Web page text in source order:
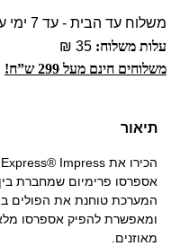
משלוח עד הבית - עד 7 ימי עסקים
עלות משלוח:
משלוחים חינם מעל 299 ש”ח!
תיאור
אספרסו פרימיום שמחברת
המערכת טוחנת את הפולים
ומאפשרת להפיק אספרסו
מאוזנים.